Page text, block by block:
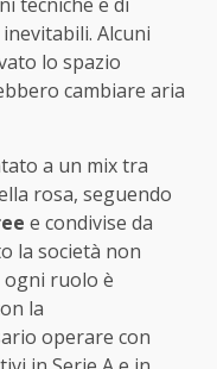
Alcuni
lo spazio
cambiare aria
a un mix tra
rosa, seguendo
e condivise da
la società non
ruolo è
la
operare con